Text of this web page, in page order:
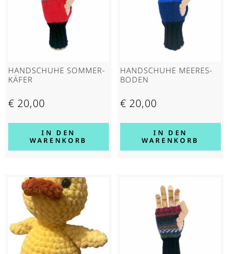
HAND­SCHUHE SOMMER­
KÄFER
€ 20,00
IN DEN
WARENKORB
HAND­SCHUHE MEERES­
BODEN
€ 20,00
IN DEN
WARENKORB